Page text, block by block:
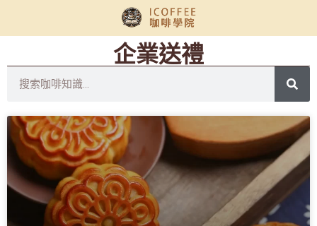
企業送禮